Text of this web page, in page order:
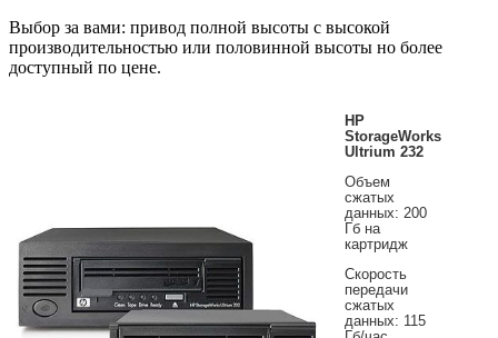
Выбор за вами: привод полной высоты с высокой
производительностью или половинной высоты но более
доступный по цене.
HP
StorageWorks
Ultrium 232
Объем
сжатых
данных: 200
Гб на
картридж
Скорость
передачи
сжатых
данных: 115